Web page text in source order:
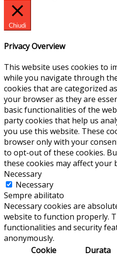
Chiudi
Privacy Overview
This website uses cookies to
while you navigate through
cookies that are categorized
your browser as they are
basic functionalities of the
party cookies that help us
you use this website. These
browser only with your
to opt-out of these cookies.
these cookies may affect your
Necessary
Necessary
Sempre abilitato
Necessary cookies are
website to function properly.
functionalities and security
anonymously.
Cookie
Durata